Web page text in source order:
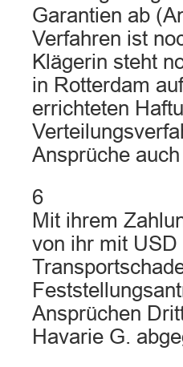
Garantien ab
Verfahren ist
Klägerin steht
in Rotterdam
errichteten
Ansprüche
6
Mit ihrem
von ihr mit
Ansprüchen
Havarie G.